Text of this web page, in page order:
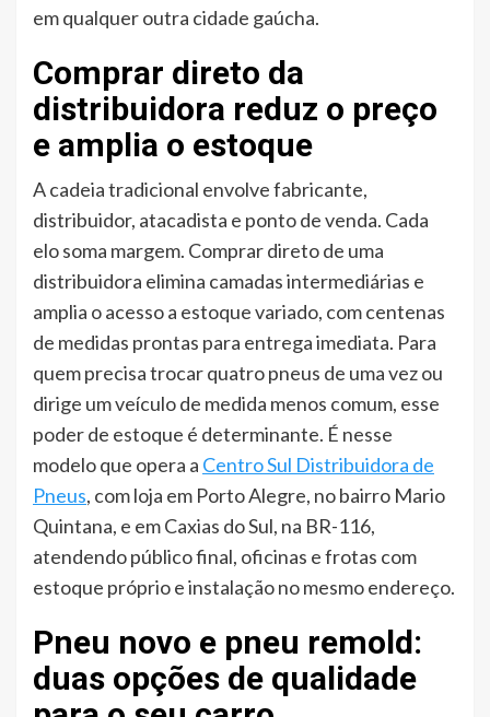
em qualquer outra cidade gaúcha.
Comprar direto da
distribuidora reduz o preço
e amplia o estoque
A cadeia tradicional envolve fabricante,
distribuidor, atacadista e ponto de venda. Cada
elo soma margem. Comprar direto de uma
distribuidora elimina camadas intermediárias e
amplia o acesso a estoque variado, com centenas
de medidas prontas para entrega imediata. Para
quem precisa trocar quatro pneus de uma vez ou
dirige um veículo de medida menos comum, esse
poder de estoque é determinante. É nesse
modelo que opera a Centro Sul Distribuidora de
Pneus, com loja em Porto Alegre, no bairro Mario
Quintana, e em Caxias do Sul, na BR-116,
atendendo público final, oficinas e frotas com
estoque próprio e instalação no mesmo endereço.
Pneu novo e pneu remold:
duas opções de qualidade